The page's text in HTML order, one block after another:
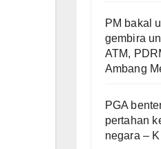
PM bakal
gembira
ATM,
Ambang
PGA
pertahan
negara –